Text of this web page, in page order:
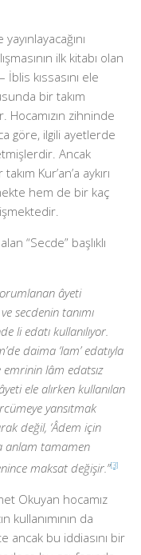
ilk kitabı olan
İblis kıssasını ele
bir takım
Hocamızın zihninde
göre, ilgili ayetlerde
Ancak
Kur’an’a aykırı
hem de bir kaç
“Secde” başlıklı
âyeti
secdenin tanımı
li edatı kullanılıyor.
daima ‘lam’ edatıyla
emrinin lâm edatsız
ele alırken kullanılan
yansıtmak
değil, ‘Âdem için
anlam tamamen
maksat değişir.”[3]
Okuyan hocamız
kullanımının da
ancak bu iddiasını bir